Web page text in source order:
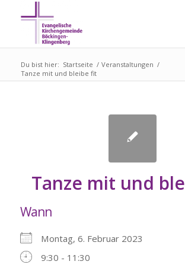
Du bist hier: Startseite / Veranstaltungen /
Tanze mit und bleibe fit
Tanze mit und
Wann
Montag, 6. Februar 2023
9:30 - 11:30